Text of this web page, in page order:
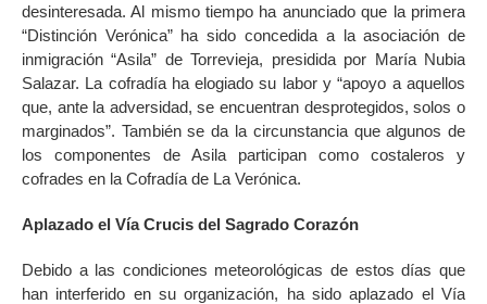
desinteresada. Al mismo tiempo ha anunciado que la primera
“Distinción Verónica” ha sido concedida a la asociación de
inmigración “Asila” de Torrevieja, presidida por María Nubia
Salazar. La cofradía ha elogiado su labor y “apoyo a aquellos
que, ante la adversidad, se encuentran desprotegidos, solos o
marginados”. También se da la circunstancia que algunos de
los componentes de Asila participan como costaleros y
cofrades en la Cofradía de La Verónica.
Aplazado el Vía Crucis del Sagrado Corazón
Debido a las condiciones meteorológicas de estos días que
han interferido en su organización, ha sido aplazado el Vía